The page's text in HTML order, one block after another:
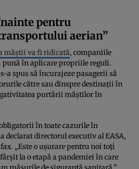
pentru
aerian”
măștii va fi ridicată, companiile
pună în aplicare propriile reguli.
a spus să încurajeze pasagerii să
către sau dinspre destinații în
purtării măștilor în
în toate cazurile în
declarat directorul executiv al EASA,
„Este o ușurare pentru noi toți
la o etapă a pandemiei în care